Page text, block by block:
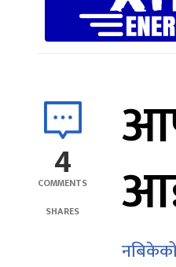
4
COMMENTS
SHARES